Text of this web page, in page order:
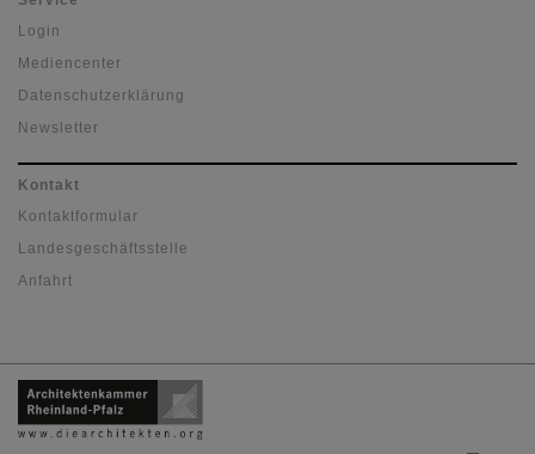
Login
Mediencenter
Datenschutzerklärung
Newsletter
Kontakt
Kontaktformular
Landesgeschäftsstelle
Anfahrt